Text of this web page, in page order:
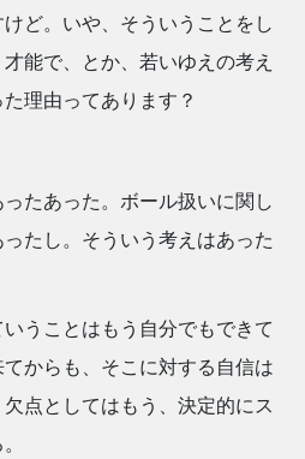
ど。いや、そういうことをし
能で、とか、若いゆえの考え
理由ってあります？
たあった。ボール扱いに関し
たし。そういう考えはあった
うことはもう自分でもできて
からも、そこに対する自信は
点としてはもう、決定的にス